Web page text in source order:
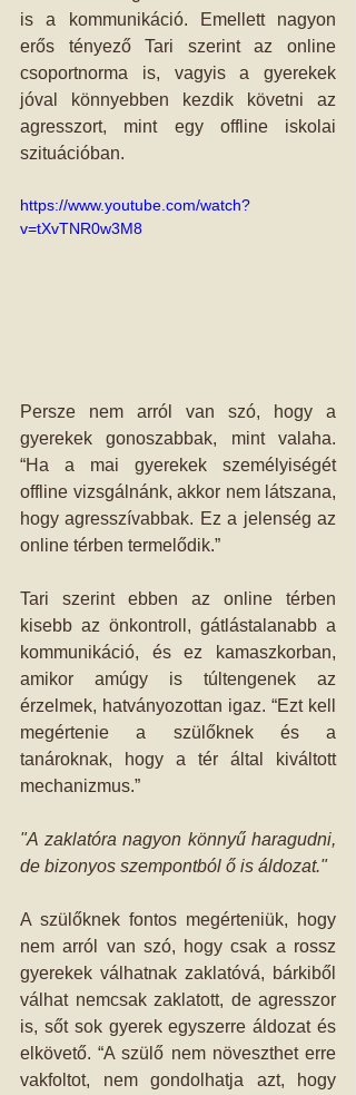
is a kommunikáció. Emellett nagyon
erős tényező Tari szerint az online
csoportnorma is, vagyis a gyerekek
jóval könnyebben kezdik követni az
agresszort, mint egy offline iskolai
szituációban.
https://www.youtube.com/watch?
v=tXvTNR0w3M8
Persze nem arról van szó, hogy a
gyerekek gonoszabbak, mint valaha.
“Ha a mai gyerekek személyiségét
offline vizsgálnánk, akkor nem látszana,
hogy agresszívabbak. Ez a jelenség az
online térben termelődik.”
Tari szerint ebben az online térben
kisebb az önkontroll, gátlástalanabb a
kommunikáció, és ez kamaszkorban,
amikor amúgy is túltengenek az
érzelmek, hatványozottan igaz. “Ezt kell
megértenie a szülőknek és a
tanároknak, hogy a tér által kiváltott
mechanizmus.”
"A zaklatóra nagyon könnyű haragudni,
de bizonyos szempontból ő is áldozat."
A szülőknek fontos megérteniük, hogy
nem arról van szó, hogy csak a rossz
gyerekek válhatnak zaklatóvá, bárkiből
válhat nemcsak zaklatott, de agresszor
is, sőt sok gyerek egyszerre áldozat és
elkövető. “A szülő nem növeszthet erre
vakfoltot, nem gondolhatja azt, hogy